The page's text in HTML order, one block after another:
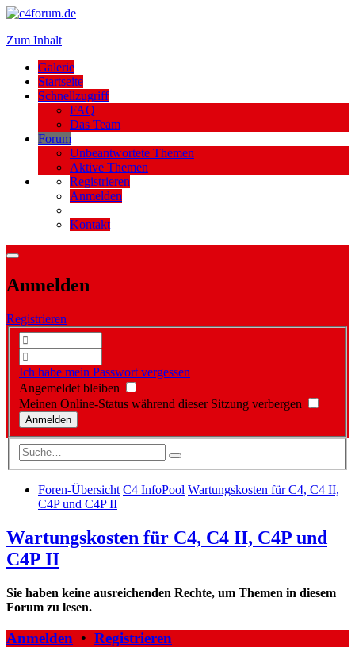
Zum Inhalt
Galerie
Startseite
Schnellzugriff
FAQ
Das Team
Forum
Unbeantwortete Themen
Aktive Themen
Registrieren
Anmelden
Kontakt
Anmelden
Registrieren
Ich habe mein Passwort vergessen
Angemeldet bleiben
Meinen Online-Status während dieser Sitzung verbergen
Foren-Übersicht C4 InfoPool Wartungskosten für C4, C4 II,
C4P und C4P II
Wartungskosten für C4, C4 II, C4P und
C4P II
Sie haben keine ausreichenden Rechte, um Themen in diesem
Forum zu lesen.
Anmelden • Registrieren